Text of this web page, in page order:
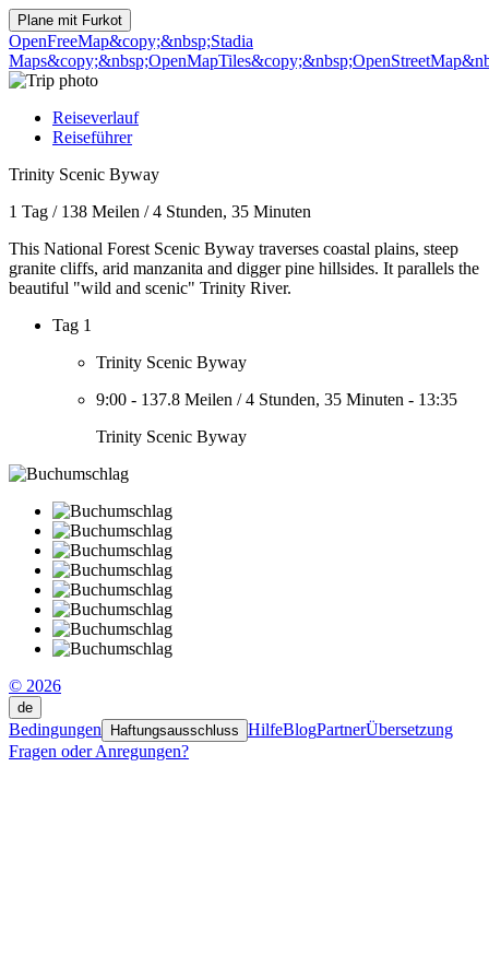
Plane mit Furkot
OpenFreeMap&copy;&nbsp;Stadia
Maps&copy;&nbsp;OpenMapTiles
Reiseverlauf
Reiseführer
Trinity Scenic Byway
1 Tag / 138 Meilen /4 Stunden, 35 Minuten
This National Forest Scenic Byway traverses coastal plains, steep
granite cliffs, arid manzanita and digger pine hillsides. It parallels the
beautiful "wild and scenic" Trinity River.
Tag 1
Trinity Scenic Byway
9:00 - 137.8 Meilen /4 Stunden, 35 Minuten - 13:35
Trinity Scenic Byway
© 2026
de
Bedingungen Haftungsausschluss HilfeBlogPartnerÜbersetzung
Fragen oder Anregungen?